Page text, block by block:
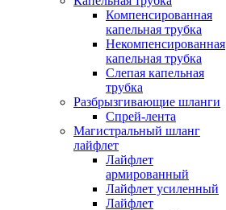
Компенсированная
капельная трубка
Некомпенсированная
капельная трубка
Слепая капельная
трубка
Разбрызгивающие шланги
Спрей-лента
Магистральный шланг
лайфлет
Лайфлет
армированный
Лайфлет усиленный
Лайфлет